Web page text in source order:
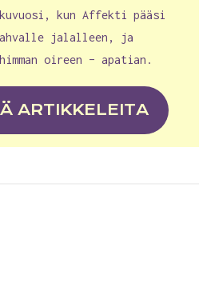
kun Affekti pääsi
jalalleen, ja
oireen – apatian.
ARTIKKELEITA